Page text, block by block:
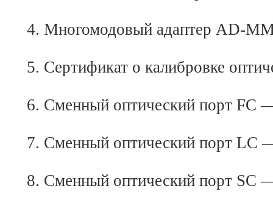
4. Многомодовый адаптер AD-
5. Сертификат о калибровке
6. Сменный оптический порт FC
7. Сменный оптический порт LC
8. Сменный оптический порт SC